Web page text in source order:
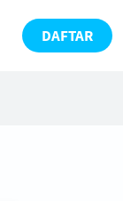
DAFTAR